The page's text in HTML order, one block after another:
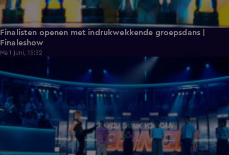
Finalisten openen met indrukwekkende groepsdans |
Finaleshow
Ma 1 juni, 15:52